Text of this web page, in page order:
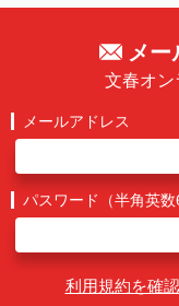
メー
文春オン
メールアドレス
パスワード（半角英数
利用規約を確